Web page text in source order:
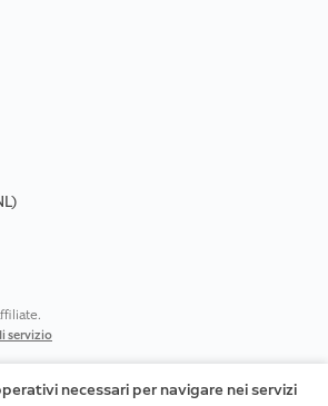
servizio
necessari per navigare nei servizi